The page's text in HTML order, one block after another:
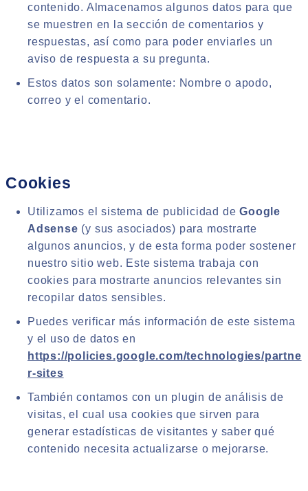
contenido. Almacenamos algunos datos para que
se muestren en la sección de comentarios y
respuestas, así como para poder enviarles un
aviso de respuesta a su pregunta.
Estos datos son solamente: Nombre o apodo,
correo y el comentario.
Cookies
Utilizamos el sistema de publicidad deGoogle
Adsense (y sus asociados) para mostrarte
algunos anuncios, y de esta forma poder sostener
nuestro sitio web. Este sistema trabaja con
cookies para mostrarte anuncios relevantes sin
recopilar datos sensibles.
Puedes verificar más información de este sistema
y el uso de datos en
https://policies.google.com/technologies/partne
r-sites
También contamos con un plugin de análisis de
visitas, el cual usa cookies que sirven para
generar estadísticas de visitantes y saber qué
contenido necesita actualizarse o mejorarse.